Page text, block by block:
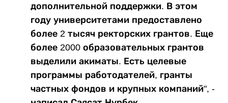
дополнительной поддержки. В этом
году университетами предоставлено
более 2 тысяч ректорских грантов. Еще
более 2000 образовательных грантов
выделили акиматы. Есть целевые
программы работодателей, гранты
частных фондов и крупных компаний", -